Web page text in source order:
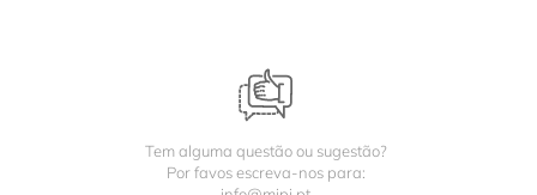
Tem alguma questão ou sugestão?
Por favos escreva-nos para: